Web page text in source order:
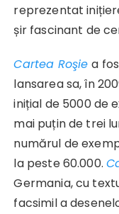
reprezentat
șir fascinant de
Cartea Roşie a
lansarea sa, în
inițial de 5000 de
mai puțin de trei
numărul de
la peste 60.000.
Germania, cu
facsimil a